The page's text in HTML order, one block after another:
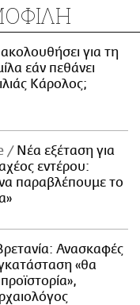
για τη
εάν πεθάνει
Κάρολος;
Νέα εξέταση για
εντέρου:
παραβλέπουμε το
Ανασκαφές
«θα